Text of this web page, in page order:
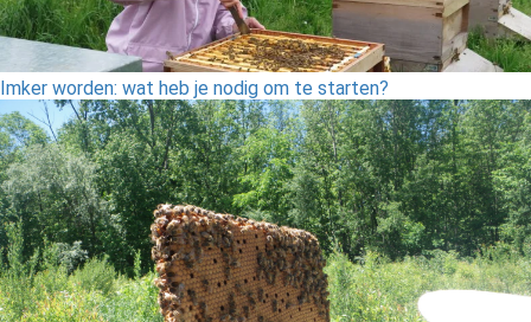
Imker worden: wat heb je nodig om te starten?